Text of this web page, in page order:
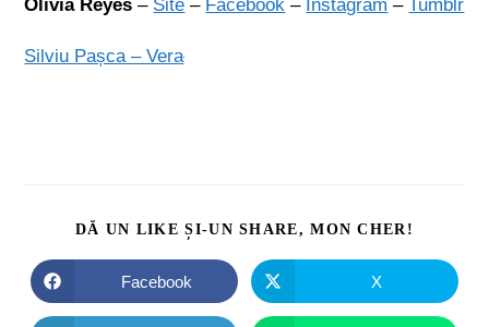
Olivia Reyes – Site – Facebook – Instagram –Tumblr
Silviu Pașca – Vera
DĂ UN LIKE ȘI-UN SHARE, MON CHER!
Facebook X